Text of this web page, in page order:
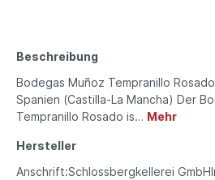
Beschreibung
Bodegas Muñoz Tempranillo
Spanien (Castilla-La Mancha) Der
Tempranillo Rosado is… Mehr
Hersteller
Anschrift:Schlossbergkellerei